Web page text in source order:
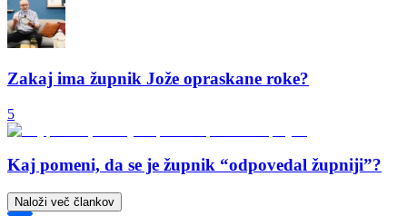
Zakaj ima župnik Jože opraskane roke?
5
Kaj pomeni, da se je župnik “odpovedal župniji”?
Naloži več člankov